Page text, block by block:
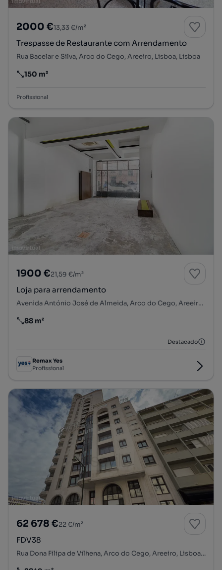
2000 €13,33 €/m²
Trespasse de Restaurante com Arrendamento
Rua Bacelar e Silva, Arco do Cego, Areeiro, Lisboa, Lisboa
Preço por metro quadrado
150 m²
Profissional
1900 €21,59 €/m²
Loja para arrendamento
Avenida António José de Almeida, Arco do Cego, Areeiro, Lisboa, Lisboa
Preço por metro quadrado
88 m²
Destacado
Remax Yes
Profissional
62 678 €22 €/m²
FDV38
Rua Dona Filipa de Vilhena, Arco do Cego, Areeiro, Lisboa, Lisboa